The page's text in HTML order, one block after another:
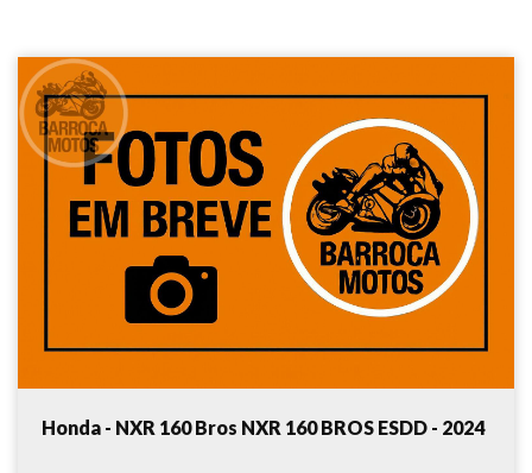
Honda - NXR 160 Bros NXR 160 BROS ESDD - 2024